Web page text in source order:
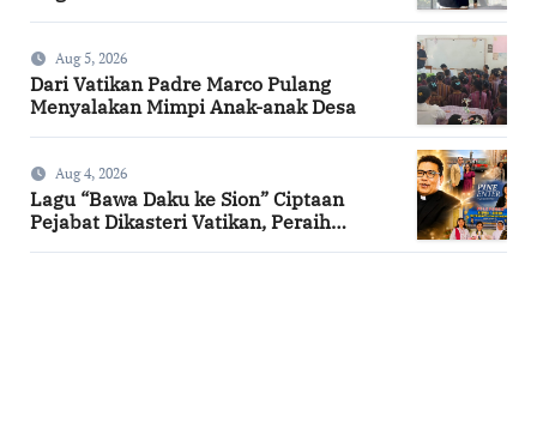
Aug 5, 2026
Dari Vatikan Padre Marco Pulang
Menyalakan Mimpi Anak-anak Desa
Aug 4, 2026
Lagu “Bawa Daku ke Sion” Ciptaan
Pejabat Dikasteri Vatikan, Peraih